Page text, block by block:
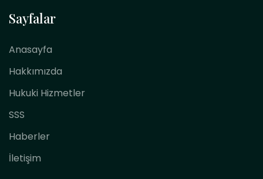
Sayfalar
Anasayfa
Hakkımızda
Hukuki Hizmetler
SSS
Haberler
İletişim